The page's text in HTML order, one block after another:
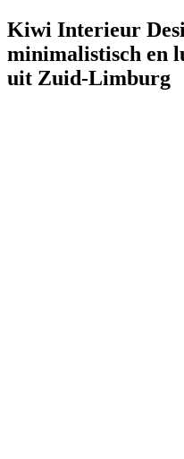
Kiwi Interieur
minimalistisch en
uit Zuid-Limburg